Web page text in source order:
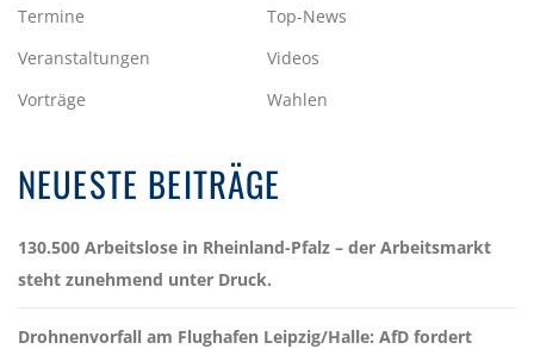
Termine
Top-News
Veranstaltungen
Videos
Vorträge
Wahlen
NEUESTE BEITRÄGE
130.500 Arbeitslose in Rheinland-Pfalz – der Arbeitsmarkt
steht zunehmend unter Druck.
Drohnenvorfall am Flughafen Leipzig/Halle: AfD fordert